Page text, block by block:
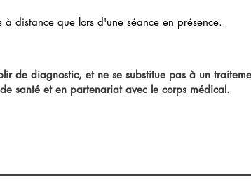
à distance que lors d'une séance en présence.
de diagnostic, et ne se substitue pas à un
santé et en partenariat avec le corps médical.